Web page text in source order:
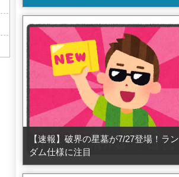
【速報】破界の星墓が7/27登場！ラン
ダム仕様に注目